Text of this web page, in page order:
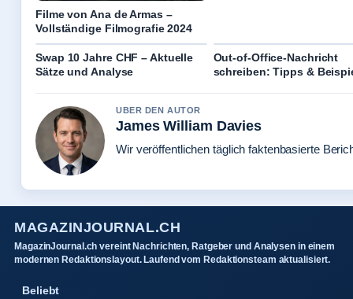
Filme von Ana de Armas –
Vollständige Filmografie 2024
Swap 10 Jahre CHF – Aktuelle
Sätze und Analyse
Out-of-Office-Nachricht
schreiben: Tipps &
UBER DEN AUTOR
James William Davies
Wir veröffentlichen täglich faktenbasierte
MAGAZINJOURNAL.CH
MagazinJournal.ch vereint Nachrichten, Ratgeber und Analysen in einem
modernen Redaktionslayout. Laufend vom Redaktionsteam aktualisiert.
Beliebt